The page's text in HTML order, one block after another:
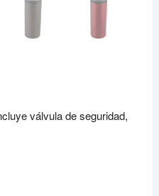
válvula de seguridad,